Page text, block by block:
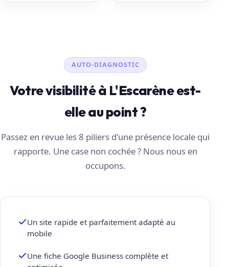
AUTO-DIAGNOSTIC
Votre visibilité à L'Escarène est-
elle au point ?
Passez en revue les 8 piliers d'une présence locale qui
rapporte. Une case non cochée ? Nous nous en
occupons.
Un site rapide et parfaitement adapté au
mobile
Une fiche Google Business complète et